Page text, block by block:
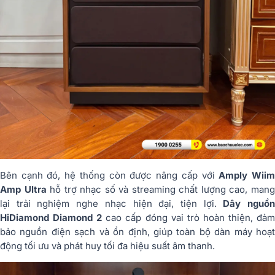
Bên cạnh đó, hệ thống còn được nâng cấp vớiAmply Wiim
Amp Ultra hỗ trợ nhạc số và streaming chất lượng cao, mang
lại trải nghiệm nghe nhạc hiện đại, tiện lợi. Dây nguồn
HiDiamond Diamond 2 cao cấp đóng vai trò hoàn thiện, đảm
bảo nguồn điện sạch và ổn định, giúp toàn bộ dàn máy hoạt
động tối ưu và phát huy tối đa hiệu suất âm thanh.